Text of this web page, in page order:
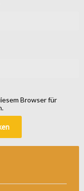
Browser für